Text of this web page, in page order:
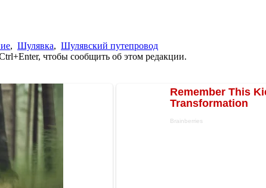
, Шулявка, Шулявский путепровод
чтобы сообщить об этом редакции.